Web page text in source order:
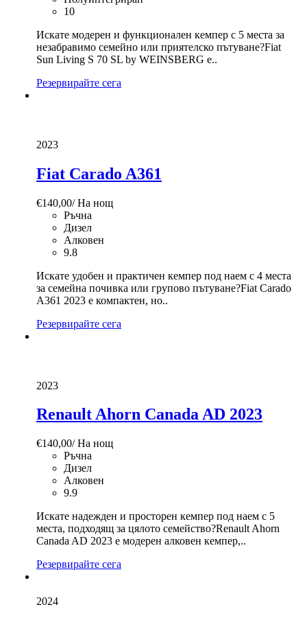
10
Искате модерен и функционален кемпер с 5 места за
незабравимо семейно или приятелско пътуване?Fiat
Sun Living S 70 SL by WEINSBERG е..
Резервирайте сега
2023
Fiat Carado A361
140,00
€
/ На нощ
Ръчна
Дизел
Алковен
9.8
Искате удобен и практичен кемпер под наем с 4 места
за семейна почивка или групово пътуване?Fiat Carado
A361 2023 е компактен, но..
Резервирайте сега
2023
Renault Ahorn Canada AD 2023
140,00
€
/ На нощ
Ръчна
Дизел
Алковен
9.9
Искате надежден и просторен кемпер под наем с 5
места, подходящ за цялото семейство?Renault Ahorn
Canada AD 2023 е модерен алковен кемпер,..
Резервирайте сега
2024